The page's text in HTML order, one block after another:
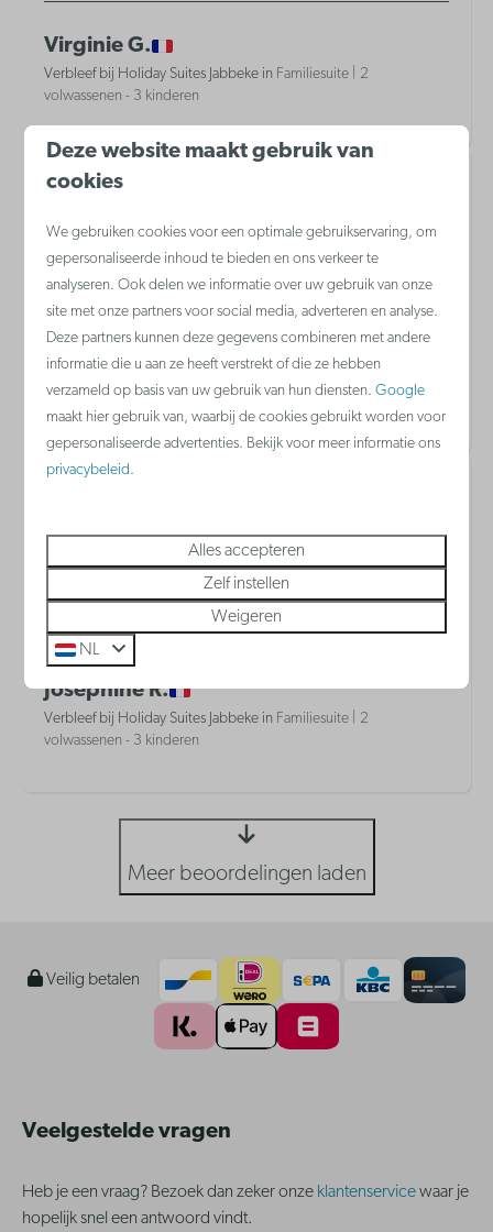
Virginie G.
Verbleef bij Holiday Suites Jabbeke in Familiesuite | 2
volwassenen - 3 kinderen
8,6
Efficiente indeling en de moderne inrichting
Jessica B.
volwassenen - 3 kinderen
Tout était parfait, sauf le lit de mon fils dans le
couloir
Josephine R.
Verbleef bij Holiday Suites Jabbeke in Familiesuite | 2
volwassenen - 3 kinderen
Meer beoordelingen laden
Veilig betalen
Veelgestelde vragen
Heb je een vraag? Bezoek dan zeker onze klantenservicewaar je
hopelijk snel een antwoord vindt.
Deze website maakt gebruik van
cookies
We gebruiken cookies voor een optimale gebruikservaring, om
gepersonaliseerde inhoud te bieden en ons verkeer te
analyseren. Ook delen we informatie over uw gebruik van onze
site met onze partners voor social media, adverteren en analyse.
Deze partners kunnen deze gegevens combineren met andere
informatie die u aan ze heeft verstrekt of die ze hebben
verzameld op basis van uw gebruik van hun diensten.Google
maakt hier gebruik van, waarbij de cookies gebruikt worden voor
gepersonaliseerde advertenties. Bekijk voor meer informatie ons
privacybeleid.
Alles accepteren
Zelf instellen
Weigeren
NL